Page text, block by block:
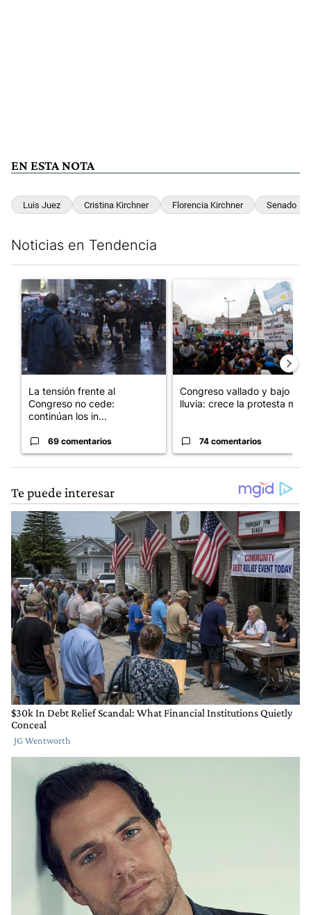
EN ESTA NOTA
Luis Juez Cristina Kirchner Florencia Kirchner Senado
Noticias en Tendencia
Un artículo de tendencia con el título "La tensión frente al
La tensión frente al
Congreso no cede:
continúan los in...
69 comentarios
Un artículo de tendencia
Congreso vallado y bajo la
lluvia: crece la protesta mi...
74 comentarios